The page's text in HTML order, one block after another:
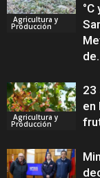
Agricultura y
Producción
Agricultura y
Producción
23
en